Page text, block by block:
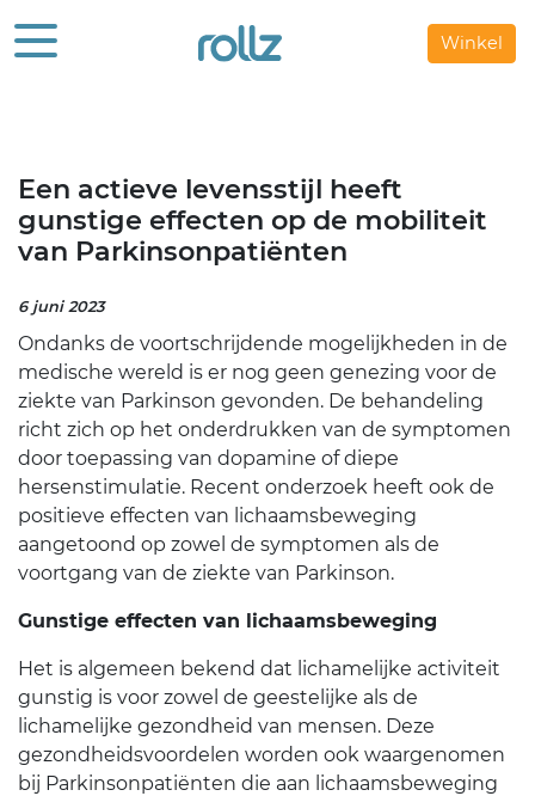
Winkel
Een actieve levensstijl heeft
gunstige effecten op de mobiliteit
van Parkinsonpatiënten
6 juni 2023
Ondanks de voortschrijdende mogelijkheden in de
medische wereld is er nog geen genezing voor de
ziekte van Parkinson gevonden. De behandeling
richt zich op het onderdrukken van de symptomen
door toepassing van dopamine of diepe
hersenstimulatie. Recent onderzoek heeft ook de
positieve effecten van lichaamsbeweging
aangetoond op zowel de symptomen als de
voortgang van de ziekte van Parkinson.
Gunstige effecten van lichaamsbeweging
Het is algemeen bekend dat lichamelijke activiteit
gunstig is voor zowel de geestelijke als de
lichamelijke gezondheid van mensen. Deze
gezondheidsvoordelen worden ook waargenomen
bij Parkinsonpatiënten die aan lichaamsbeweging